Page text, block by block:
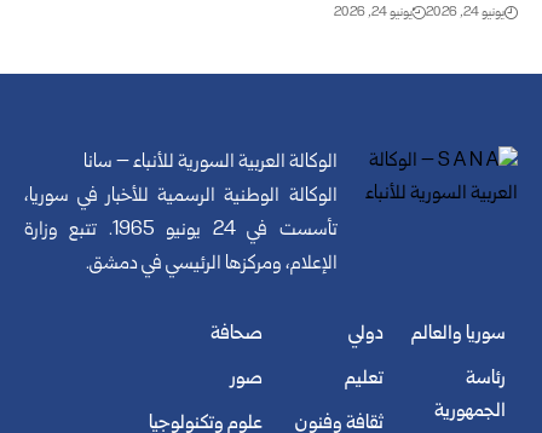
يونيو 24, 2026 يونيو 24, 2026
الوكالة العربية السورية للأنباء – سانا
الوكالة الوطنية الرسمية للأخبار في سوريا،
تأسست في 24 يونيو 1965. تتبع وزارة
الإعلام، ومركزها الرئيسي في دمشق.
سوريا والعالم
رئاسة
الجمهورية
دولي
تعليم
ثقافة وفنون
صحافة
صور
علوم وتكنولوجيا